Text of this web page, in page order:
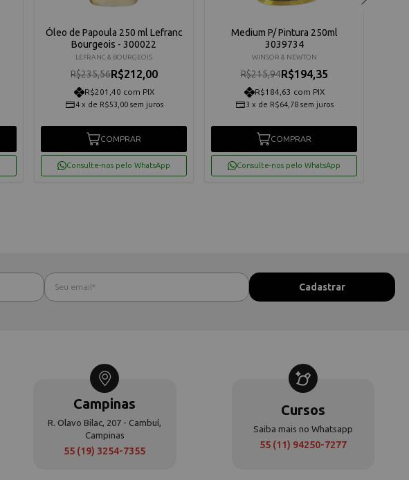
Óleo de Papoula 250 ml Lefranc
Bourgeois - 300022
LEFRANC & BOURGEOIS
R$235,56R$212,00
R$201,40 com PIX
4 x de R$53,00 sem juros
COMPRAR
Consulte-nos pelo WhatsApp
Medium P/ Pintura 250ml
3039734
WINSOR & NEWTON
R$215,94R$194,35
R$184,63 com PIX
3 x de R$64,78 sem juros
COMPRAR
Consulte-nos pelo WhatsApp
Campinas
R. Olavo Bilac, 207 - Cambuí,
Campinas
55 (19) 3254-7355
Cursos
Saiba mais no Whatsapp
55 (11) 94250-7277